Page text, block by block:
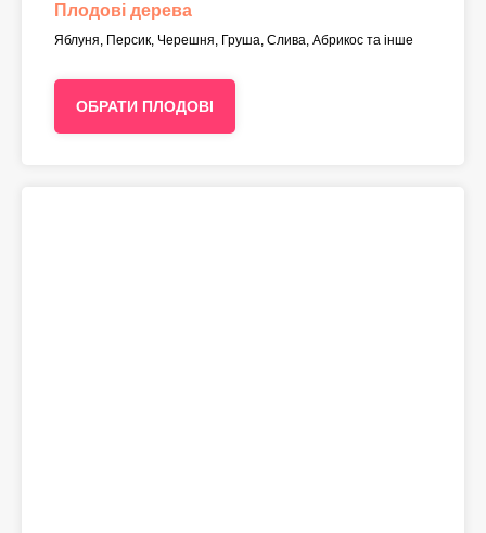
Плодові дерева
Яблуня, Персик, Черешня, Груша, Слива, Абрикос та інше
ОБРАТИ ПЛОДОВІ